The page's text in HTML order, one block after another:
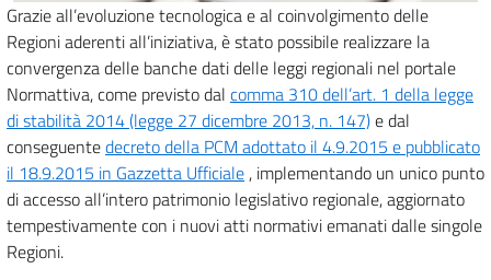
Grazie all’evoluzione tecnologica e al coinvolgimento delle
Regioni aderenti all’iniziativa, è stato possibile realizzare la
convergenza delle banche dati delle leggi regionali nel portale
Normattiva, come previsto dal comma 310 dell’art. 1 della legge
di stabilità 2014 (legge 27 dicembre 2013, n. 147)e dal
conseguentedecreto della PCM adottato il 4.9.2015 e pubblicato
il 18.9.2015 in Gazzetta Ufficiale , implementando un unico punto
di accesso all’intero patrimonio legislativo regionale, aggiornato
tempestivamente con i nuovi atti normativi emanati dalle singole
Regioni.